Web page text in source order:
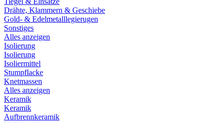
Drähte, Klammern & Geschiebe
Gold- & Edelmetalllegierugen
Sonstiges
Alles anzeigen
Isolierung
Isolierung
Isoliermittel
Stumpflacke
Knetmassen
Alles anzeigen
Keramik
Keramik
Aufbrennkeramik